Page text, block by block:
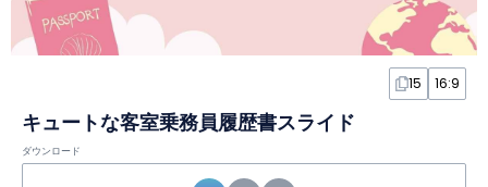
15 16:9
キュートな客室乗務員履歴書スライド
ダウンロード